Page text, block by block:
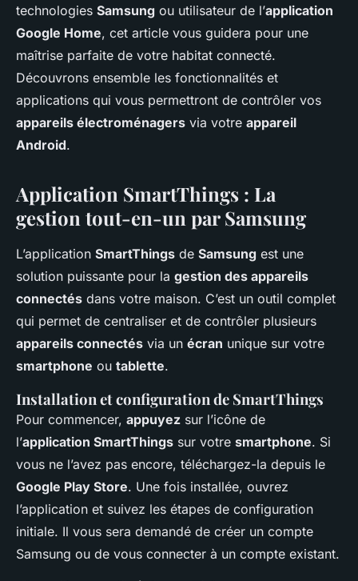
Anna•19 septembre 2024 •4 min de lecture
technologies Samsung ou utilisateur de l’application
Google Home, cet article vous guidera pour une
maîtrise parfaite de votre habitat connecté.
Découvrons ensemble les fonctionnalités et
applications qui vous permettront de contrôler vos
appareils électroménagers via votre appareil
Android.
Application SmartThings : La
gestion tout-en-un par Samsung
L’application SmartThings de Samsung est une
solution puissante pour la gestion des appareils
connectés dans votre maison. C’est un outil complet
qui permet de centraliser et de contrôler plusieurs
appareils connectés via un écran unique sur votre
smartphone ou tablette.
Installation et configuration de SmartThings
Pour commencer, appuyez sur l’icône de
l’application SmartThings sur votre smartphone. Si
vous ne l’avez pas encore, téléchargez-la depuis le
Google Play Store. Une fois installée, ouvrez
l’application et suivez les étapes de configuration
initiale. Il vous sera demandé de créer un compte
Samsung ou de vous connecter à un compte existant.